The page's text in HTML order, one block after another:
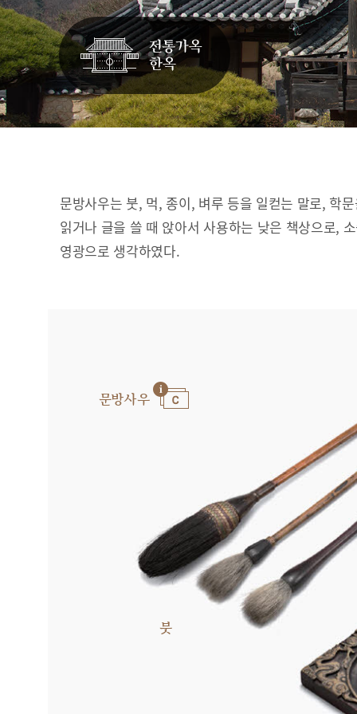
문방사우는 붓, 먹, 종이, 벼루 등을 일컫는 말로, 학
읽거나 글을 쓸 때 앉아서 사용하는 낮은 책상으로,
영광으로 생각하였다.
문방사우
붓